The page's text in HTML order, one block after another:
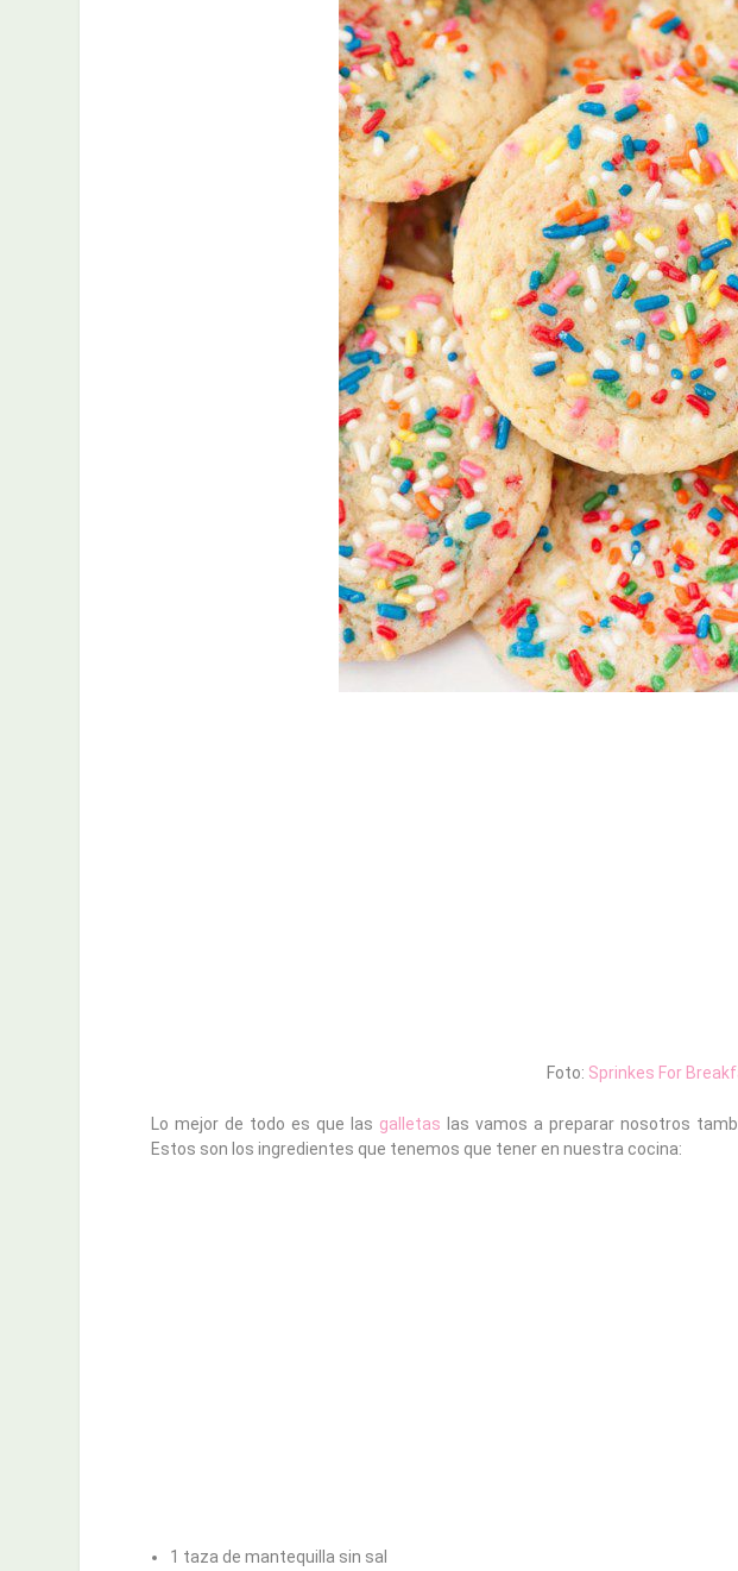
Foto: Sprinkes For
Lo mejor de todo es que las galletas las vamos a preparar nosotros
Estos son los ingredientes que tenemos que tener en nuestra cocina:
1 taza de mantequilla sin sal